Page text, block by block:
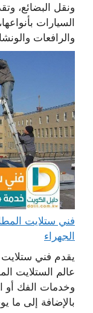
ونقل البضائع،
السيارات
والرافعات
الجهراء
يقدم فني
عالم الستلايت
وخدمات الفك أو
بالإضافة إلى ما